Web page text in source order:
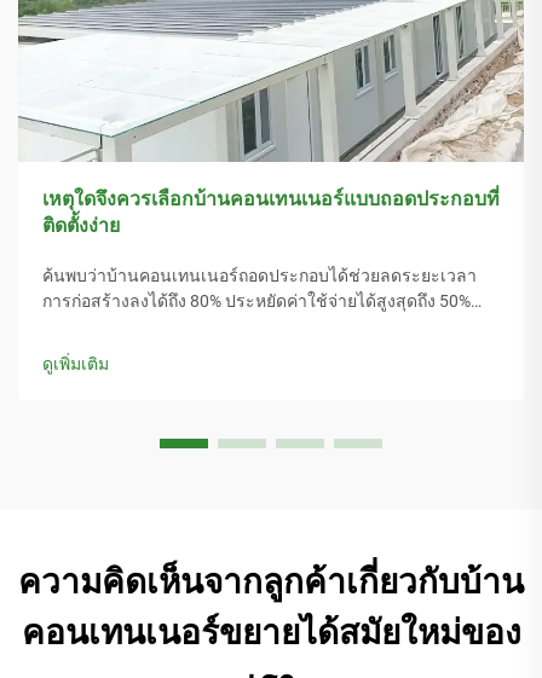
เหตุใดจึงควรเลือกบ้านคอนเทนเนอร์แบบถอดประกอบที่
ติดตั้งง่าย
ค้นพบว่าบ้านคอนเทนเนอร์ถอดประกอบได้ช่วยลดระยะเวลา
การก่อสร้างลงได้ถึง 80% ประหยัดค่าใช้จ่ายได้สูงสุดถึง 50%
ยิ่งสำหรับที่พักอาศัย สำนักงาน และการติดตั้งในพื้นที่ห่างไกล
เรียนรู้เพิ่มเติม
ดูเพิ่มเติม
ความคิดเห็นจากลูกค้าเกี่ยวกับบ้าน
คอนเทนเนอร์ขยายได้สมัยใหม่ของ